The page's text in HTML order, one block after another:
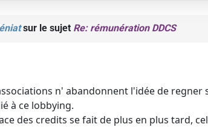
sur le sujet Re: rémunération DDCS
n' abandonnent l'idée de
à ce lobbying.
des credits se fait de plus en plus tard,